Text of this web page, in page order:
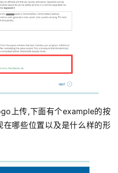
上传,下面有个example的按
哪些位置以及是什么样的形